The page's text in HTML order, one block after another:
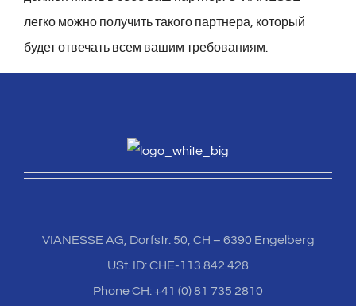
легко можно получить такого партнера, который
будет отвечать всем вашим требованиям.
VIANESSE AG, Dorfstr. 50, CH – 6390 Engelberg
USt. ID: CHE-113.842.428
Phone CH: +41 (0) 81 735 2810